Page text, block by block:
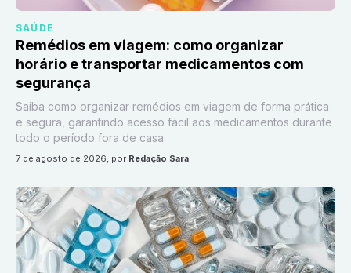
SAÚDE
Remédios em viagem: como organizar
horário e transportar medicamentos com
segurança
Saiba como organizar remédios em viagem de forma prática
e segura, garantindo acesso fácil aos medicamentos durante
todo o período fora de casa.
7 de agosto de 2026, por Redação Sara